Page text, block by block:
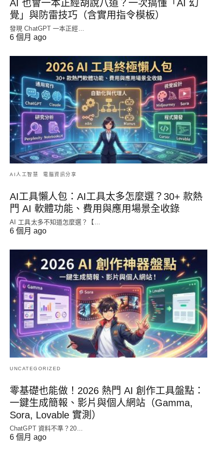
AI 也會一本正經胡說八道？一次搞懂「AI 幻
覺」與防雷技巧（含實用指令模板）
發現 ChatGPT 一本正經...
6 個月 ago
AI人工智慧 電腦資訊分享
AI工具懶人包：AI工具太多怎麼選？30+ 款熱
門 AI 軟體功能、費用與應用場景全收錄
AI 工具太多不知道怎麼選？【...
6 個月 ago
UNCATEGORIZED
零基礎也能做！2026 熱門 AI 創作工具盤點：
一鍵生成簡報、影片與個人網站（Gamma,
Sora, Lovable 實測）
ChatGPT 資料不準？20...
6 個月 ago